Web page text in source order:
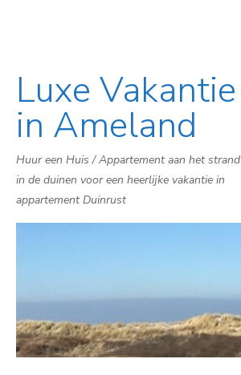
Skip
to
content
Luxe Vakantie
in Ameland
Huur een Huis / Appartement aan het strand
in de duinen voor een heerlijke vakantie in
appartement Duinrust